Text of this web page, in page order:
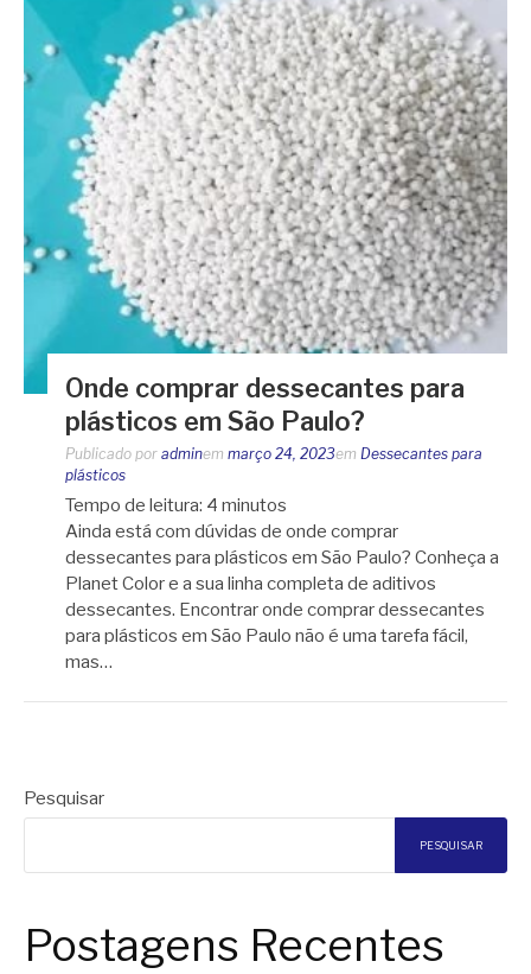
Onde comprar dessecantes para
plásticos em São Paulo?
Publicado por adminem março 24, 2023em Dessecantes para
plásticos
Tempo de leitura: 4 minutos
Ainda está com dúvidas de onde comprar
dessecantes para plásticos em São Paulo? Conheça a
Planet Color e a sua linha completa de aditivos
dessecantes. Encontrar onde comprar dessecantes
para plásticos em São Paulo não é uma tarefa fácil,
mas…
Pesquisar
PESQUISAR
Postagens Recentes